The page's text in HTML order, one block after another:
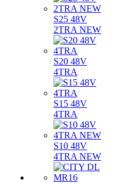
S25 48V
2TRA NEW
S20 48V
4TRA
S15 48V
4TRA
S10 48V
4TRA NEW